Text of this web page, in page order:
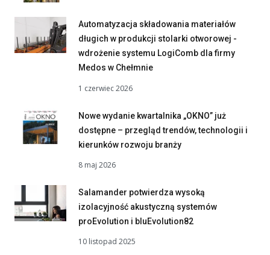
Automatyzacja składowania materiałów
długich w produkcji stolarki otworowej -
wdrożenie systemu LogiComb dla firmy
Medos w Chełmnie
1 czerwiec 2026
Nowe wydanie kwartalnika „OKNO” już
dostępne – przegląd trendów, technologii i
kierunków rozwoju branży
8 maj 2026
Salamander potwierdza wysoką
izolacyjność akustyczną systemów
proEvolution i bluEvolution82
10 listopad 2025